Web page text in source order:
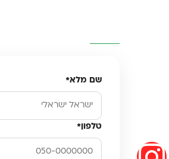
שם מלא*
טלפון*